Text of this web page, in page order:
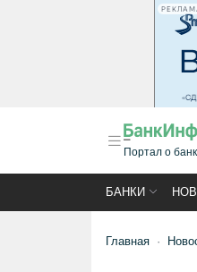
Портал о
БАНКИ
Главная